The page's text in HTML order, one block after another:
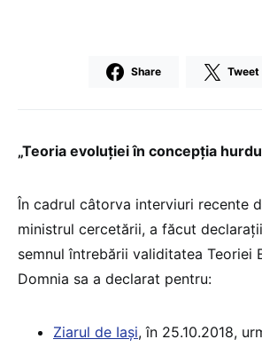
Share Tweet
„Teoria evoluției în concepția
În cadrul câtorva interviuri recente
ministrul cercetării, a făcut
semnul întrebării validitatea Teoriei
Domnia sa a declarat pentru:
Ziarul de Iași, în 25.10.2018,